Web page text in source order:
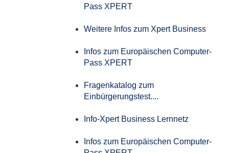
Pass XPERT
Weitere Infos zum Xpert Business
Infos zum Europäischen Computer-
Pass XPERT
Fragenkatalog zum
Einbürgerungstest....
Info-Xpert Business Lernnetz
Infos zum Europäischen Computer-